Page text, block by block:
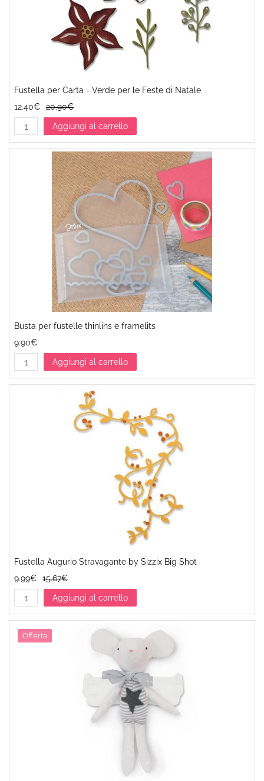
Fustella per Carta - Verde per le Feste di Natale
12.40€
20.90€
Aggiungi al carrello
Busta per fustelle thinlins e framelits
9.90€
Aggiungi al carrello
Fustella Augurio Stravagante by Sizzix Big Shot
9.99€
15.67€
Aggiungi al carrello
Offerta